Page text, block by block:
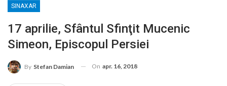
SINAXAR
17 aprilie, Sfântul Sfinţit Mucenic
Simeon, Episcopul Persiei
By Stefan Damian On apr. 16, 2018